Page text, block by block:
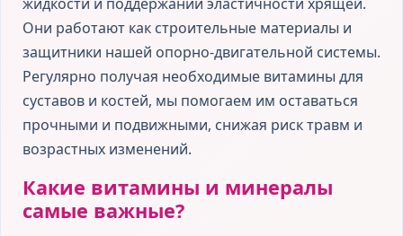
Они работают как строительные материалы и
защитники нашей опорно-двигательной системы.
Регулярно получая необходимые витамины для
суставов и костей, мы помогаем им оставаться
прочными и подвижными, снижая риск травм и
возрастных изменений.
Какие витамины и минералы
самые важные?